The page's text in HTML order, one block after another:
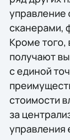
управление
сканерами,
Кроме того,
получают
с единой
стоимости
за
управления